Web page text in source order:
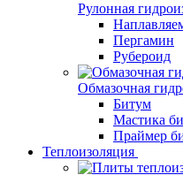
Рулонная
Пергамин
Рубероид
Обмазочная
Битум
Мастика
Праймер
Теплоизоляция